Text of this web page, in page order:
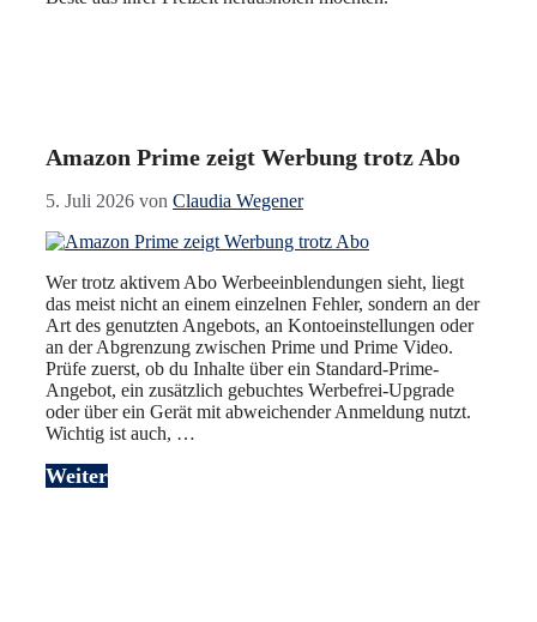
Amazon Prime zeigt Werbung trotz Abo
5. Juli 2026 von Claudia Wegener
Wer trotz aktivem Abo Werbeeinblendungen sieht, liegt
das meist nicht an einem einzelnen Fehler, sondern an der
Art des genutzten Angebots, an Kontoeinstellungen oder
an der Abgrenzung zwischen Prime und Prime Video.
Prüfe zuerst, ob du Inhalte über ein Standard-Prime-
Angebot, ein zusätzlich gebuchtes Werbefrei-Upgrade
oder über ein Gerät mit abweichender Anmeldung nutzt.
Wichtig ist auch, …
Weiter